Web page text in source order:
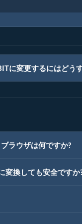
に変更するにはどう
ラウザは何ですか?
変換しても安全ですか